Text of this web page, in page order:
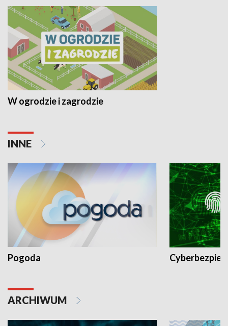
W ogrodzie i zagrodzie
INNE
Pogoda
ARCHIWUM